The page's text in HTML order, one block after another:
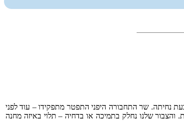
נחיתה. שר התחבורה היפני התפטר מתפקידו – עוד לפני
שלנו נחלק בתמיכה או בדחיה – תלוי באיזה מחנה